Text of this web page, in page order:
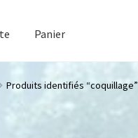
Panier
Produits identifiés “coquillage”